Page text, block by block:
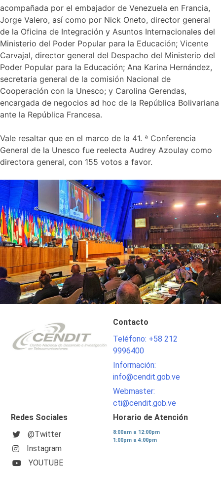
acompañada por el embajador de Venezuela en Francia,
Jorge Valero, así como por Nick Oneto, director general
de la Oficina de Integración y Asuntos Internacionales del
Ministerio del Poder Popular para la Educación; Vicente
Carvajal, director general del Despacho del Ministerio del
Poder Popular para la Educación; Ana Karina Hernández,
secretaria general de la comisión Nacional de
Cooperación con la Unesco; y Carolina Gerendas,
encargada de negocios ad hoc de la República Bolivariana
ante la República Francesa.
Vale resaltar que en el marco de la 41. ª Conferencia
General de la Unesco fue reelecta Audrey Azoulay como
directora general, con 155 votos a favor.
Contacto
Teléfono: +58 212
9996400
Información:
info@cendit.gob.ve
Webmaster:
cti@cendit.gob.ve
Redes Sociales
@Twitter
Instagram
YOUTUBE
Horario de Atención
8:00am a 12:00pm
1:00pm a 4:00pm